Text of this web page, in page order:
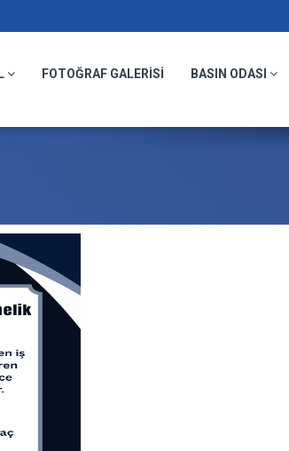
FOTOĞRAF GALERİSİ BASIN ODASI